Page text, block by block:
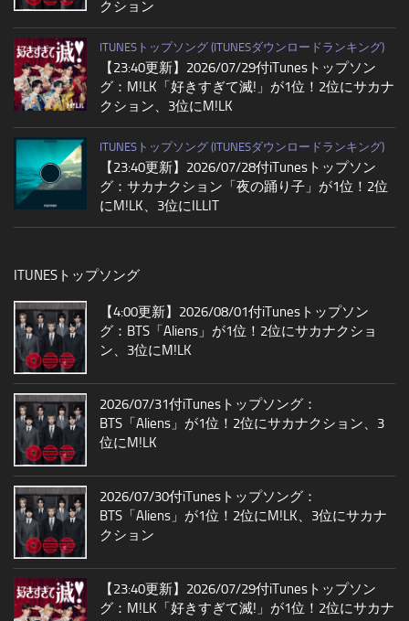
クション
ITUNESトップソング (ITUNESダウンロードランキング)
【23:40更新】2026/07/29付iTunesトップソン
グ：M!LK「好きすぎて滅!」が1位！2位にサカナ
クション、3位にM!LK
ITUNESトップソング (ITUNESダウンロードランキング)
【23:40更新】2026/07/28付iTunesトップソン
グ：サカナクション「夜の踊り子」が1位！2位
にM!LK、3位にILLIT
ITUNESトップソング
【4:00更新】2026/08/01付iTunesトップソン
グ：BTS「Aliens」が1位！2位にサカナクショ
ン、3位にM!LK
2026/07/31付iTunesトップソング：
BTS「Aliens」が1位！2位にサカナクション、3
位にM!LK
2026/07/30付iTunesトップソング：
BTS「Aliens」が1位！2位にM!LK、3位にサカナ
クション
【23:40更新】2026/07/29付iTunesトップソン
グ：M!LK「好きすぎて滅!」が1位！2位にサカナ